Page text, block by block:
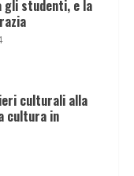
gli studenti, e la
culturali alla
cultura in